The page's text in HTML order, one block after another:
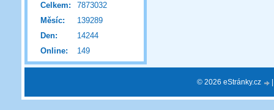
Online: 149
Celkem:
7873032
Měsíc:
139289
Den:
14244
© 2026 eStránky.cz